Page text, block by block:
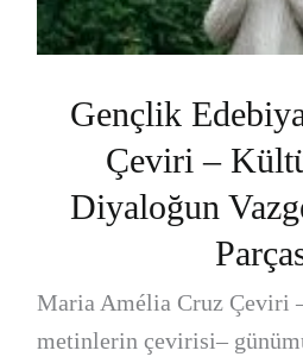
Gençlik
Çeviri –
Diyaloğun
Maria Amélia Cruz Çeviri
metinlerin çevirisi–